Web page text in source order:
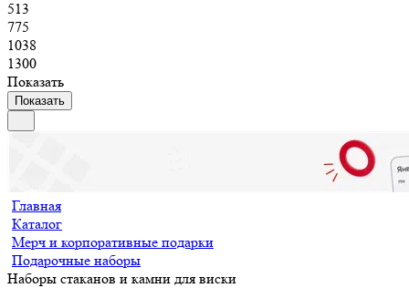
513
775
1038
1300
Показать
Показать
Главная
Каталог
Мерч и корпоративные подарки
Подарочные наборы
Наборы стаканов и камни для виски